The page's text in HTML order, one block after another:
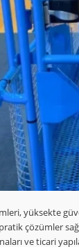
yüksekte
çözümler
ve ticari